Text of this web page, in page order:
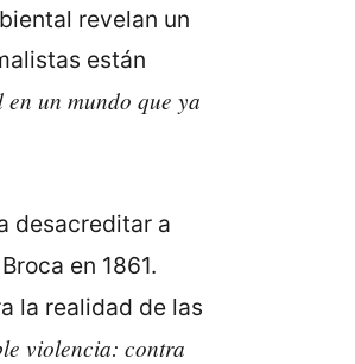
revelan un
están
un mundo que ya
desacreditar a
en 1861.
la realidad de las
violencia: contra